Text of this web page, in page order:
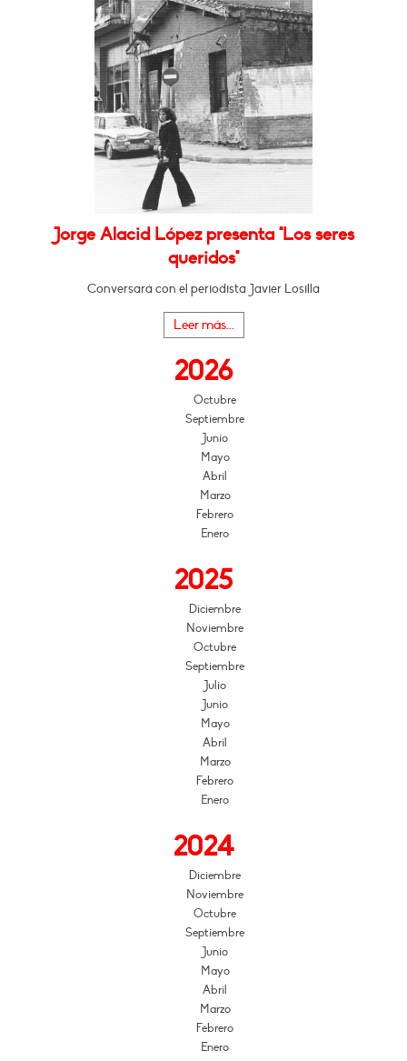
Jorge Alacid López presenta "Los seres
queridos"
Conversará con el periodista Javier Losilla
Leer más...
2026
Octubre
Septiembre
Junio
Mayo
Abril
Marzo
Febrero
Enero
2025
Diciembre
Noviembre
Octubre
Septiembre
Julio
Junio
Mayo
Abril
Marzo
Febrero
Enero
2024
Diciembre
Noviembre
Octubre
Septiembre
Junio
Mayo
Abril
Marzo
Febrero
Enero